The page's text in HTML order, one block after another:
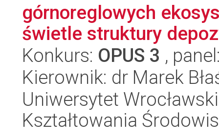
górnoreglowych
świetle struktury
Konkurs: OPUS 3 ,
Kierownik: dr Marek
Uniwersytet
Kształtowania